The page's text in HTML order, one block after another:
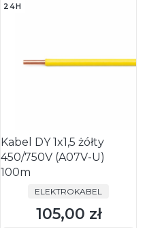
24H
Kabel DY 1x1,5 żółty
450/750V (A07V-U)
100m
PRODUCENT
ELEKTROKABEL
Cena
105,00 zł